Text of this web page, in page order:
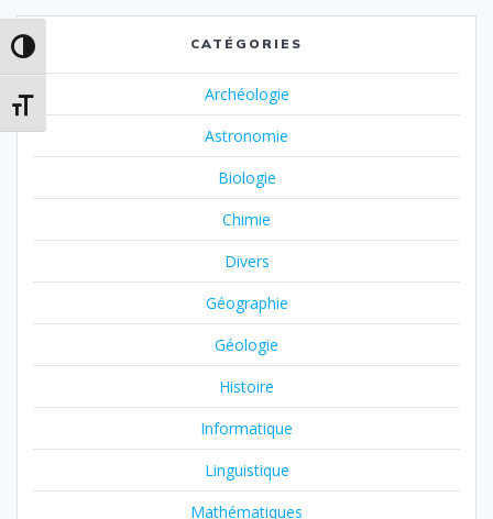
Passer en contraste élevé
Changer la taille de la police
CATÉGORIES
Archéologie
Astronomie
Biologie
Chimie
Divers
Géographie
Géologie
Histoire
Informatique
Linguistique
Mathématiques